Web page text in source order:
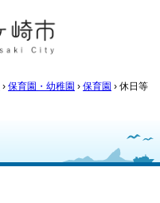
› 保育園・幼稚園 › 保育園 › 休日等